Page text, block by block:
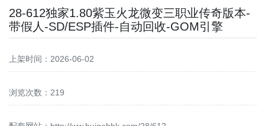
28-612独家1.80紫玉火龙微变三职业传奇版本-
带假人-SD/ESP插件-自动回收-GOM引擎
上架时间：2026-06-02
浏览次数：219